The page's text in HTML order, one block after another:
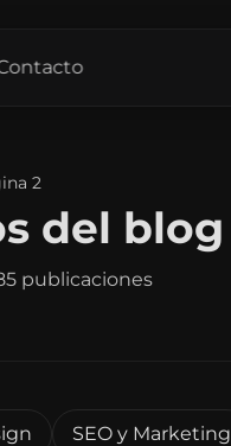
2
del blog
publicaciones
SEO y Marketing